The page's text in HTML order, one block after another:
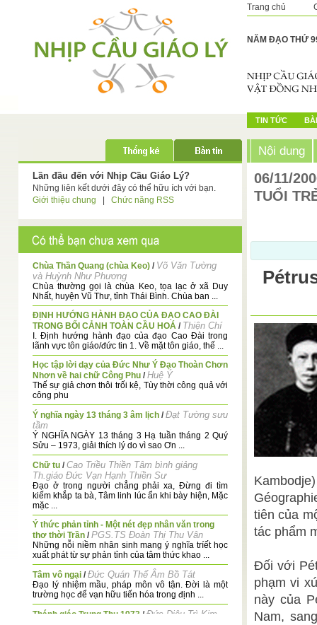
Trang chủ
NĂM ĐẠO THỨ
TIN TỨC
Lần đầu đến với Nhịp Cầu Giáo Lý?
Những liên kết dưới đây có thể hữu ích với bạn.
Giới thiệu chung
Chức năng RSS
Chùa Thần Quang (chùa Keo) / Võ Văn Tường
và Huỳnh Như Phương
Chùa thường gọi là chùa Keo, tọa lạc ở xã Duy
Nhất, huyện Vũ Thư, tỉnh Thái Bình. Chùa ban ...
ĐỊNH HƯỚNG HÀNH ĐẠO CỦA ĐẠO CAO ĐÀI
TRONG BỐI CẢNH TOÀN CẦU HOÁ / Thiện Chí
I. Định hướng hành đạo của đạo Cao Đài trong
lãnh vực tôn giáo/đức tin 1. Về mặt tôn giáo, thế ...
Học tập lời dạy của Đức Như Ý Đạo Thoàn Chơn
Nhơn về hai chữ Công Phu /Huệ Ý
Thế sự giả chơn thôi trối kệ, Tùy thời công quả với
công phu
Ý nghĩa ngày 13 tháng 3 âm lịch /Đạt Tường sưu
tầm
Ý NGHĨA NGÀY 13 tháng 3 Hạ tuần tháng 2 Quý
Sửu – 1973, giải thích lý do vì sao Ơn ...
Chữ tu /Cao Triều Thiền Tâm bình giảng
Th.giáo Đức Vạn Hạnh Thiền Sư
Đạo ở trong người chẳng phải xa, Đừng đi tìm
kiếm khắp ta bà, Tâm linh lúc ẩn khi bày hiện, Mặc
mặc ...
Ý thức phản tỉnh - Một nét đẹp nhân văn trong
thơ thời Trần /PGS.TS Đoàn Thị Thu Vân
Những nỗi niềm nhân sinh mang ý nghĩa tríết học
xuất phát từ sự phản tỉnh của tâm thức khao ...
Tâm vô ngại /Đức Quán Thế Âm Bồ Tát
Đạo lý nhiệm mầu, pháp môn vô tận. Đời là một
trường học để vạn hữu tiến hóa trong định ...
Thánh giáo Trung Thu 1973 /Đức Diêu Trì Kim
Nội dung
06/11/
TUỔI
tiên của
tác phẩm
Đối với
phạm vi
này của
Nam,